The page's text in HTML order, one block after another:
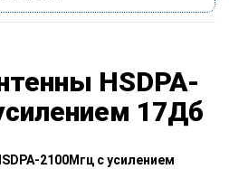
HSDPA-
17Дб
2100Мгц с усилением